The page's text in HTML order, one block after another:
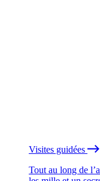
Visites guidées
Tout au long de